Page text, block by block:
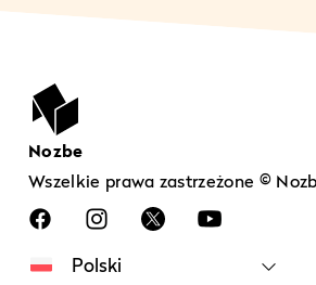
Nozbe
Wszelkie prawa zastrzeżone ©